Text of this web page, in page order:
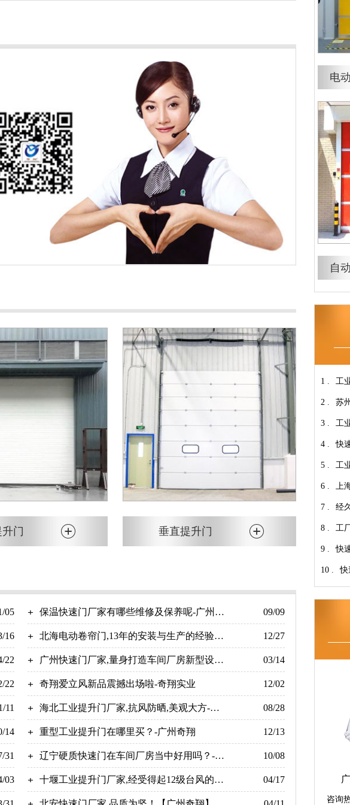
门 垂直提升门
05 保温快速门厂家有哪些维修及保养呢-广州奇
翔
09/09
16 北海电动卷帘门,13年的安装与生产的经验
【广州奇翔】
12/27
22 广州快速门厂家,量身打造车间厂房新型设备
【广州奇翔】
03/14
22 奇翔爱立风新品震撼出场啦-奇翔实业 12/02
11 海北工业提升门厂家,抗风防晒,美观大方-广
州奇翔
08/28
14 重型工业提升门在哪里买？-广州奇翔 12/13
31 辽宁硬质快速门在车间厂房当中好用吗？-广
州奇翔
10/08
03 十堰工业提升门厂家,经受得起12级台风的考 04/17
电
自
1 . 工
【
2 . 苏
势
3 . 工
调
4 . 快
小
5 . 工
间
翔
6 . 上
心-
7 . 经
次
8 . 工
家
9 . 快
服
10 . 快
咨询